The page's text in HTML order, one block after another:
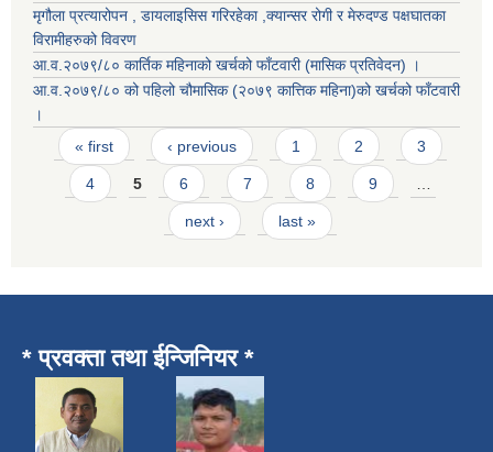
मृगौला प्रत्यारोपन , डायलाइसिस गरिरहेका ,क्यान्सर रोगी र मेरुदण्ड पक्षघातका
विरामीहरुको विवरण
आ.व.२०७९/८० कार्तिक महिनाको खर्चको फाँटवारी (मासिक प्रतिवेदन) ।
आ.व.२०७९/८० को पहिलो चौमासिक (२०७९ कात्तिक महिना)को खर्चको फाँटवारी
।
Pages
« first ‹ previous 1 2 3
4 5 6 7 8 9
next › last »
* प्रवक्ता तथा ईन्जिनियर *